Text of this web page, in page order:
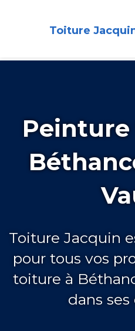
Toiture
Toiture Jacquin
pour tous vos
toiture à
dans